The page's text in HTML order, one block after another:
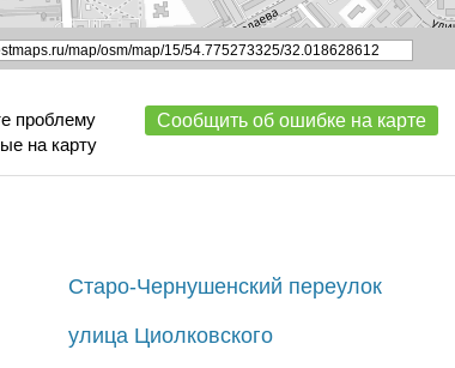
проблему
на карту
Сообщить об ошибке на карте
Старо-Чернушенский переулок
улица Циолковского